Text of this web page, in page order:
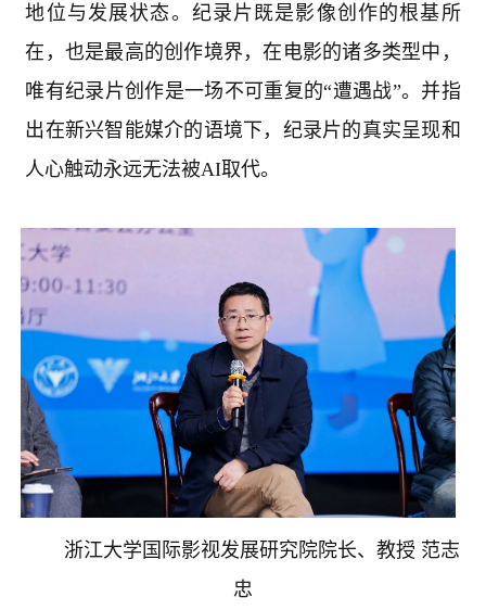
地位与发展状态。纪录片既是影像创作的根基所
在，也是最高的创作境界，在电影的诸多类型中，
唯有纪录片创作是一场不可重复的“遭遇战”。并指
出在新兴智能媒介的语境下，纪录片的真实呈现和
人心触动永远无法被AI取代。
浙江大学国际影视发展研究院院长、教授 范志
忠